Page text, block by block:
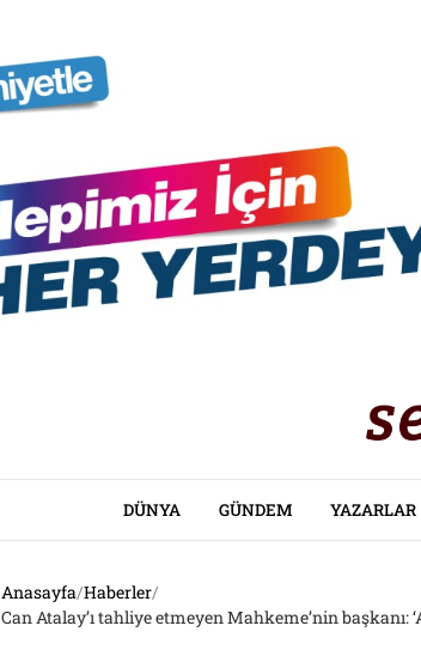
DÜNYA GÜNDEM YAZARLAR
Anasayfa/Haberler/
Can Atalay’ı tahliye etmeyen Mahkeme’nin başkanı: